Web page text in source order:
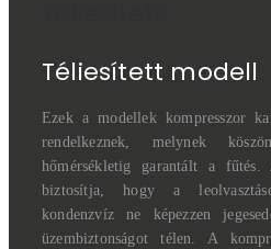
Téliesített modell
Ezek a modellek kompresszor
rendelkeznek, melynek
hőmérsékletig garantált a
biztosítja, hogy a
kondenzvíz ne képezzen
üzembiztonságot télen. A